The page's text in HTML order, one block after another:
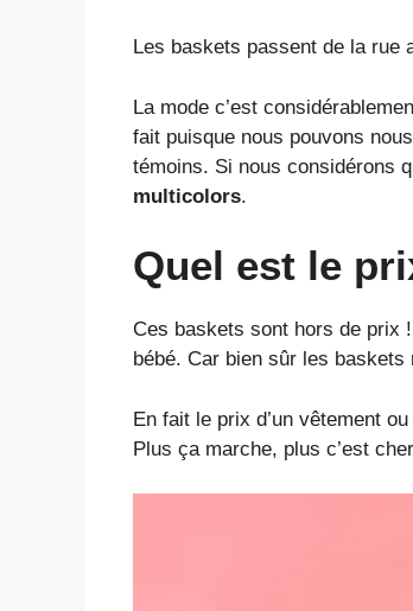
Les baskets passent de la
La mode c’est
fait puisque nous pouvons
témoins. Si nous considérons
multicolors.
Quel est le
Ces baskets sont hors de prix !
bébé. Car bien sûr les
En fait le prix d’un vêtement
Plus ça marche, plus c’est